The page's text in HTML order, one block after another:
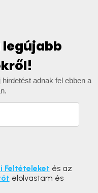
legújabb
adnak fel ebben a
Feltételeket és az
elolvastam és